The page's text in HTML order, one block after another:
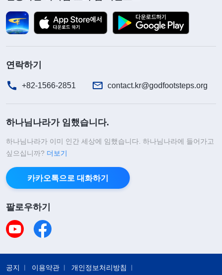
연락하기
+82-1566-2851 contact.kr@godfootsteps.org
하나님나라가 임했습니다.
하나님나라가 이미 인간 세상에 임했습니다. 하나님나라에 들어가고
싶으십니까? 더보기
카카오톡으로 대화하기
팔로우하기
공지 이용약관 개인정보처리방침